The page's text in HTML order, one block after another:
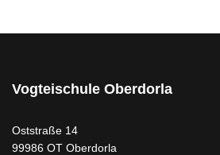
Vogteischule Oberdorla
Oststraße 14
99986 OT Oberdorla